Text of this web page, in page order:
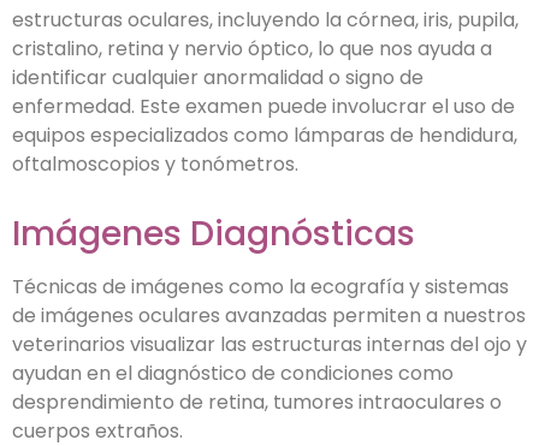
estructuras oculares, incluyendo la córnea, iris, pupila,
cristalino, retina y nervio óptico, lo que nos ayuda a
identificar cualquier anormalidad o signo de
enfermedad. Este examen puede involucrar el uso de
equipos especializados como lámparas de hendidura,
oftalmoscopios y tonómetros.
Imágenes Diagnósticas
Técnicas de imágenes como la ecografía y sistemas
de imágenes oculares avanzadas permiten a nuestros
veterinarios visualizar las estructuras internas del ojo y
ayudan en el diagnóstico de condiciones como
desprendimiento de retina, tumores intraoculares o
cuerpos extraños.